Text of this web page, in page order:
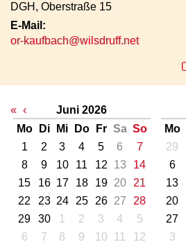
DGH, Oberstraße 15
E-Mail:
or-kaufbach@wilsdruff.net
« ‹
Juni 2026
Mo
Di Mi Do Fr Sa So
1
2 3 4 5 6
7
8
9 10 11 12 13
14
15
16 17 18 19 20
21
22
23 24 25 26 27
28
29
30 1 2 3 4
5
6
7 8 9 10 11 12
Mo
29
6
13
20
27
3